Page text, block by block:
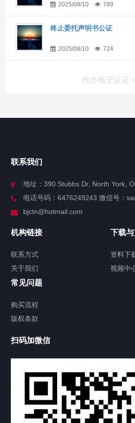
2025/08/10 789
终止委托声明书公证
2025/08/10 724
代办海牙认证
服务分类
签署类文件海牙认证程序费用
视频中心
上海东方公证处海牙认证
上海黄浦公证处海牙认证
联系我们
地址：390 Stubbs Dr, North York,
电话号码：6476249243 微信号：
bjctn@hotmail.com
机构链接
联系方式
关于我们
下载
资料下
视频中
常见问题
购买流程
版权条款
扫码加微信